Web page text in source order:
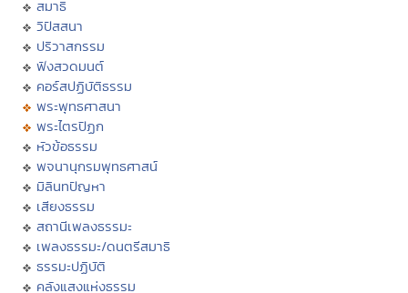
สมาธิ
วิปัสสนา
ปริวาสกรรม
ฟังสวดมนต์
คอร์สปฏิบัติธรรม
พระพุทธศาสนา
พระไตรปิฏก
หัวข้อธรรม
พจนานุกรมพุทธศาสน์
มิลินทปัญหา
เสียงธรรม
สถานีเพลงธรรมะ
เพลงธรรมะ/ดนตรีสมาธิ
ธรรมะปฏิบัติ
คลังแสงแห่งธรรม